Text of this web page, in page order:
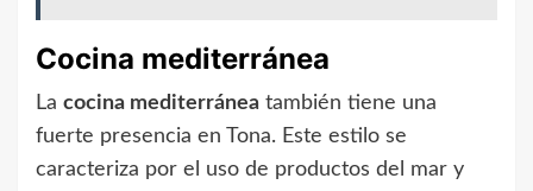
Cocina mediterránea
La cocina mediterránea también tiene una
fuerte presencia en Tona. Este estilo se
caracteriza por el uso de productos del mar y